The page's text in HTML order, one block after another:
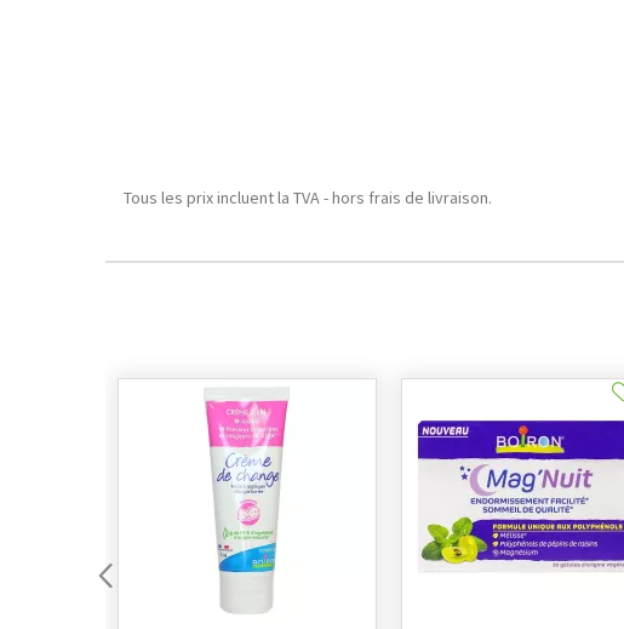
Tous les prix incluent la TVA - hors frais de livraison.